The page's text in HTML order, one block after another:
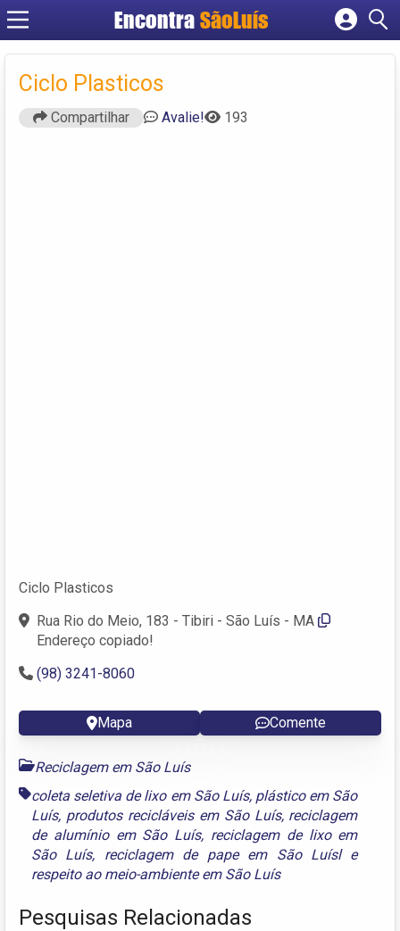
Encontra SãoLuís
Cadastrar empresa
Ciclo Plasticos
Compartilhar Avalie! 193
Ciclo Plasticos
Rua Rio do Meio, 183 - Tibiri - São Luís - MA
Endereço copiado!
(98) 3241-8060
Mapa Comente
Reciclagem em São Luís
coleta seletiva de lixo em São Luís, plástico em São
Luís, produtos recicláveis em São Luís, reciclagem
de alumínio em São Luís, reciclagem de lixo em
São Luís, reciclagem de pape em São Luísle
respeito ao meio-ambiente em São Luís
Pesquisas Relacionadas